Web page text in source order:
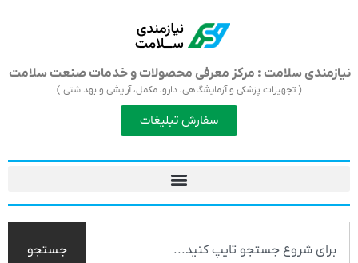
نیازمندی سلامت : مرکز معرفی محصولات و خدمات صنعت سلامت
( تجهیزات پزشکی و آزمایشگاهی، دارو، مکمل، آرایشی و بهداشتی )
سفارش تبلیغات
جستجو